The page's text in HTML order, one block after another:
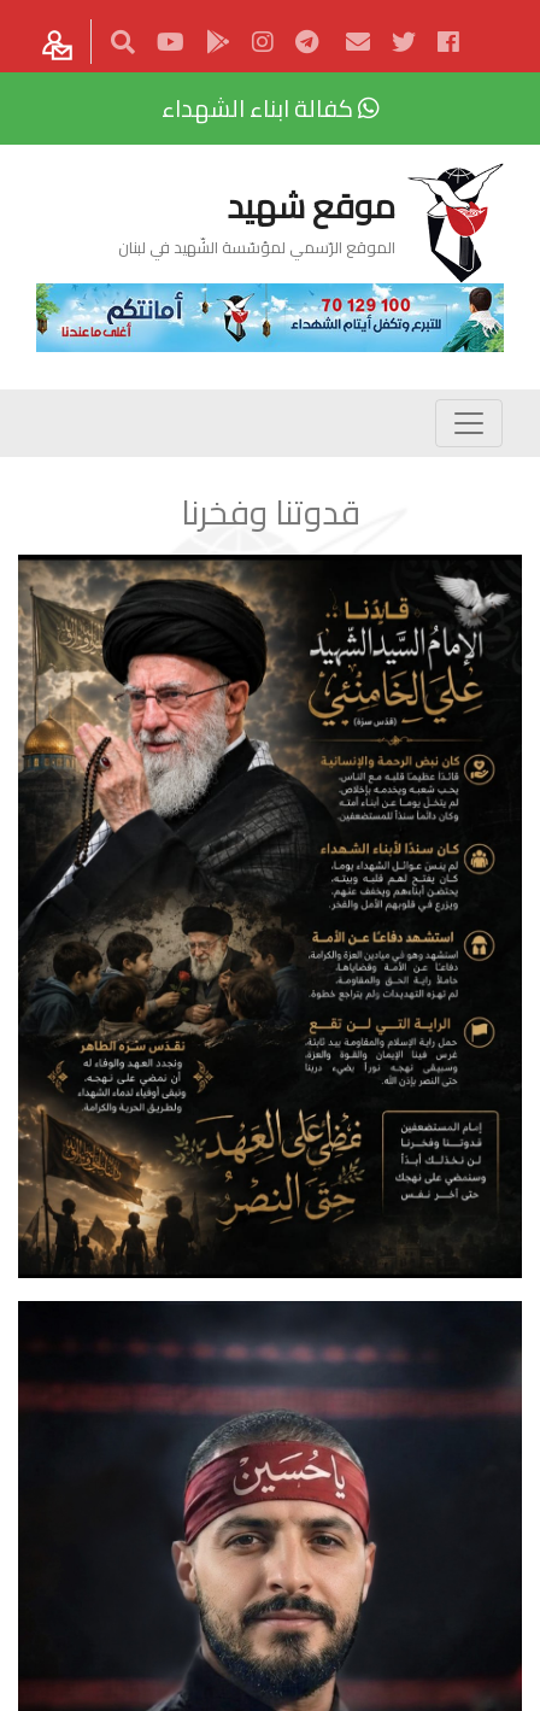
كفالة ابناء الشهداء
موقع شهيد
الموقع الرّسمي لمؤسّسة الشّهيد في لبنان
قدوتنا وفخرنا